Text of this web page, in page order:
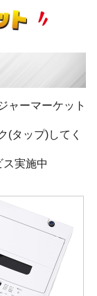
ャーマーケット
(タップ)してく
実施中